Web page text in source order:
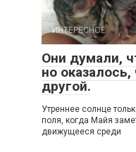
ИНТЕРЕСНОЕ
Они думали,
но
другой.
Утреннее солнце
поля, когда Майя
движущееся среди